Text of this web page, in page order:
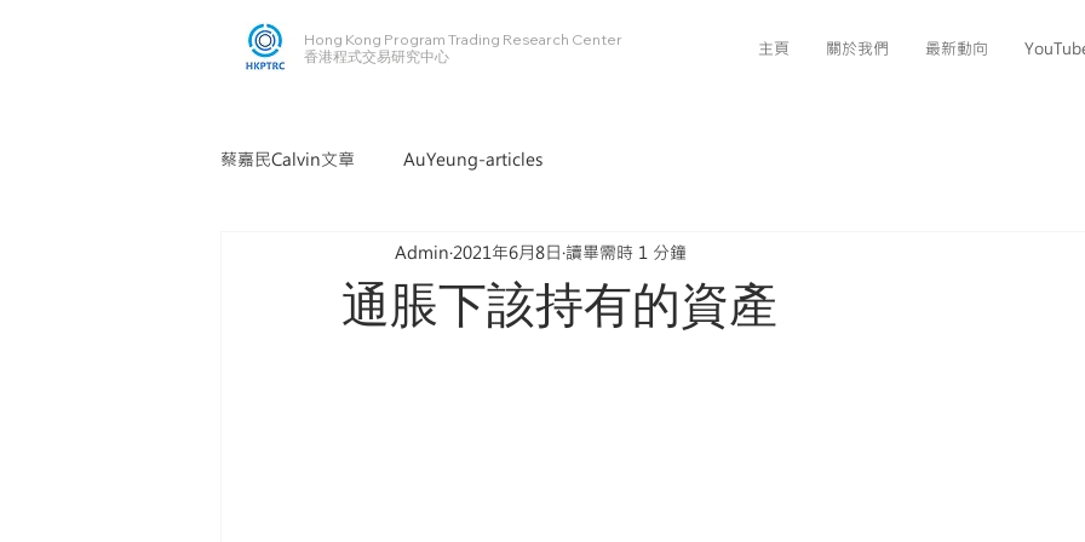
Hong Kong Program Trading Research Center
​​香港程式交易研究中心
主頁 關於我們 最新動向
蔡嘉民Calvin文章 AuYeung-articles
通脹下該持有的資產
Admin 2021年6月8日 讀畢需時 1 分鐘